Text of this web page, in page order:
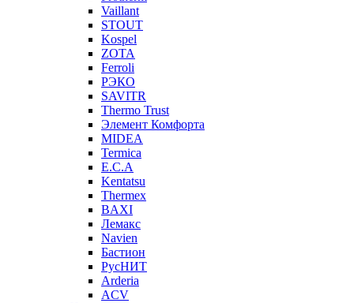
Vaillant
STOUT
Kospel
ZOTA
Ferroli
РЭКО
SAVITR
Thermo Trust
Элемент Комфорта
MIDEA
Termica
E.C.A
Kentatsu
Thermex
BAXI
Лемакс
Navien
Бастион
РусНИТ
Arderia
ACV